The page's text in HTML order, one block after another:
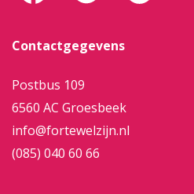
Contactgegevens
Postbus 109
6560 AC Groesbeek
info@fortewelzijn.nl
(085) 040 60 66